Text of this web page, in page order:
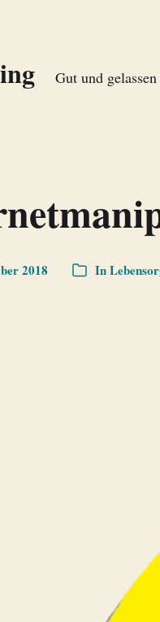
Gut und
2018 In